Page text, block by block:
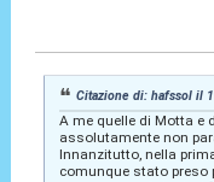
Citazione di: hafssol il
A me quelle di Motta e
assolutamente non
Innanzitutto, nella
comunque stato preso